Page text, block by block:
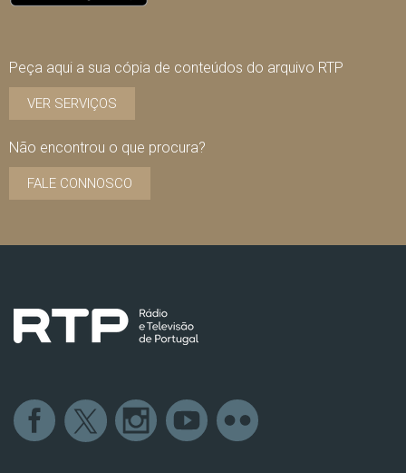
Peça aqui a sua cópia de conteúdos do arquivo RTP
VER SERVIÇOS
Não encontrou o que procura?
FALE CONNOSCO